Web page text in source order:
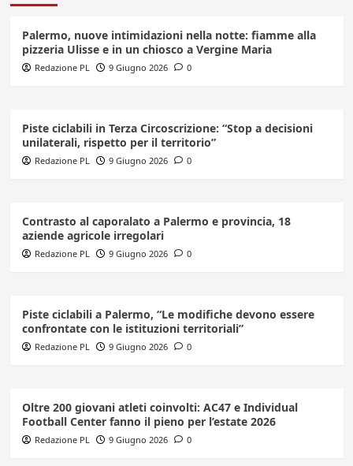
Palermo, nuove intimidazioni nella notte: fiamme alla
pizzeria Ulisse e in un chiosco a Vergine Maria
Redazione PL 9 Giugno 2026 0
Piste ciclabili in Terza Circoscrizione: “Stop a decisioni
unilaterali, rispetto per il territorio”
Redazione PL 9 Giugno 2026 0
Contrasto al caporalato a Palermo e provincia, 18
aziende agricole irregolari
Redazione PL 9 Giugno 2026 0
Piste ciclabili a Palermo, “Le modifiche devono essere
confrontate con le istituzioni territoriali”
Redazione PL 9 Giugno 2026 0
Oltre 200 giovani atleti coinvolti: AC47 e Individual
Football Center fanno il pieno per l’estate 2026
Redazione PL 9 Giugno 2026 0